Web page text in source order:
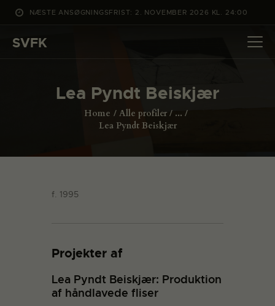
NÆSTE ANSØGNINGSFRIST: 2. NOVEMBER 2026 KL. 24:00
SVFK
Lea Pyndt Beiskjær
Home Alle profiler
...
Lea Pyndt Beiskjær
DET SKER
PROJEKTER
CHANNEL
f. 1995
Projekter af
Lea Pyndt Beiskjær: Produktion
af håndlavede fliser